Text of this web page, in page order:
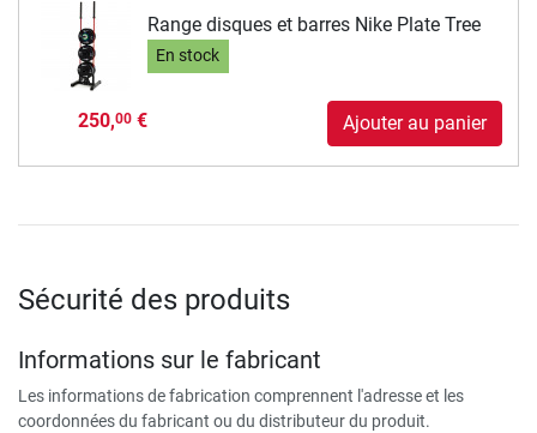
Range disques et barres Nike Plate Tree
En stock
250,00€ Ajouter au panier
Sécurité des produits
Informations sur le fabricant
Les informations de fabrication comprennent l'adresse et les
coordonnées du fabricant ou du distributeur du produit.